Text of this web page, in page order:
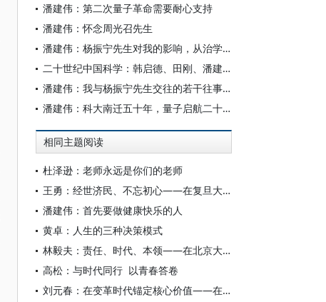
潘建伟：第二次量子革命需要耐心支持
潘建伟：怀念周光召先生
潘建伟：杨振宁先生对我的影响，从治学到为人
二十世纪中国科学：韩启德、田刚、潘建伟、饶毅的争论
潘建伟：我与杨振宁先生交往的若干往事于
潘建伟：科大南迁五十年，量子启航二十年
相同主题阅读
杜泽逊：老师永远是你们的老师
王勇：经世济民、不忘初心——在复旦大学经济学院2026届毕业典礼上的演讲
潘建伟：首先要做健康快乐的人
黄卓：人生的三种决策模式
林毅夫：责任、时代、本领——在北京大学新结构经济学研究院2026届毕业典礼上的讲话
高松：与时代同行 以青春答卷
刘元春：在变革时代锚定核心价值——在上海财经大学2026届学生毕业典礼上的讲话